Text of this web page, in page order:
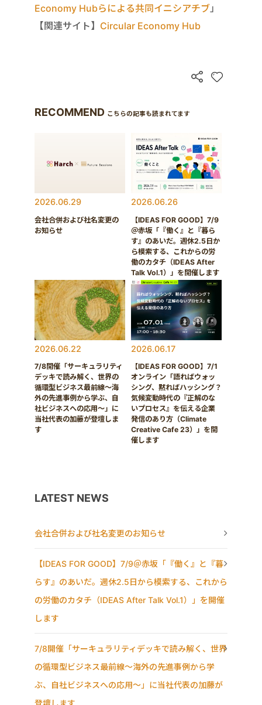
Economy Hubらによる共同イニシアチブ」
【関連サイト】 Circular Economy Hub
RECOMMEND こちらの記事も読まれてます
2026.06.29
会社合併および社名変更の
お知らせ
2026.06.26
【IDEAS FOR GOOD】7/9
＠赤坂「『働く』と『暮ら
す』のあいだ。週休2.5日か
ら模索する、これからの労
働のカタチ（IDEAS After
Talk Vol.1）」を開催します
2026.06.22
7/8開催「サーキュラリティ
デッキで読み解く、世界の
循環型ビジネス最前線〜海
外の先進事例から学ぶ、自
社ビジネスへの応用〜」に
当社代表の加藤が登壇しま
す
2026.06.17
【IDEAS FOR GOOD】7/1
オンライン「語ればウォッ
シング、黙ればハッシング？
気候変動時代の『正解のな
いプロセス』を伝える企業
発信のあり方（Climate
Creative Cafe 23）」を開
催します
LATEST NEWS
会社合併および社名変更のお知らせ
【IDEAS FOR GOOD】7/9＠赤坂「『働く』と『暮
らす』のあいだ。週休2.5日から模索する、これから
の労働のカタチ（IDEAS After Talk Vol.1）」を開催
します
7/8開催「サーキュラリティデッキで読み解く、世界
の循環型ビジネス最前線〜海外の先進事例から学
ぶ、自社ビジネスへの応用〜」に当社代表の加藤が
登壇します